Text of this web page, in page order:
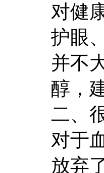
对健
护眼
并不
醇，
二、
对于
放弃